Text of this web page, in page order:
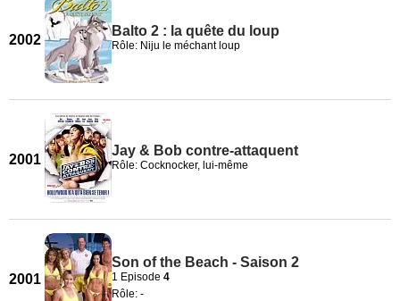
2002
Balto 2 : la quête du loup
Rôle: Niju le méchant loup
2001
Jay & Bob contre-attaquent
Rôle: Cocknocker, lui-même
2001
Son of the Beach - Saison 2
1 Episode 4
Rôle: -